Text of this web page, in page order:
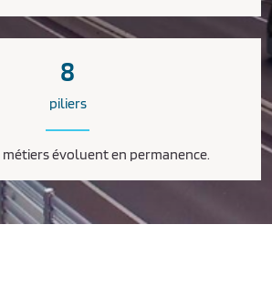
8
piliers
métiers évoluent en permanence.